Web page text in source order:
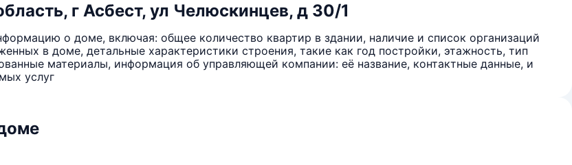
г Асбест, ул Челюскинцев, д 30/1
о доме, включая: общее количество квартир в здании, наличие и список организаций
в доме, детальные характеристики строения, такие как год постройки, этажность, тип
материалы, информация об управляющей компании: её название, контактные данные, и
услуг